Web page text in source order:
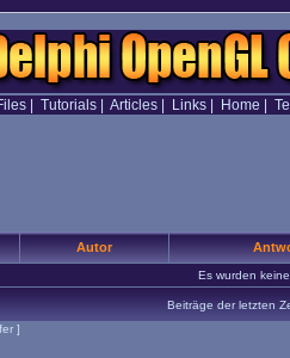
| Tutorials| Articles| Links| Home
Autor
Es wurden
Beiträge der letzten
]